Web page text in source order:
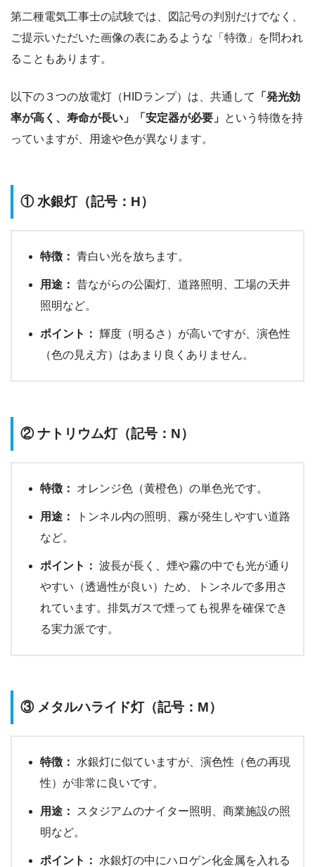
第二種電気工事士の試験では、図記号の判別だけでなく、
ご提示いただいた画像の表にあるような「特徴」を問われ
ることもあります。
以下の３つの放電灯（HIDランプ）は、共通して
「発光効
率が高く、寿命が長い」「安定器が必要」 という特徴を持
っていますが、用途や色が異なります。
① 水銀灯（記号：H）
特徴： 青白い光を放ちます。
用途： 昔ながらの公園灯、道路照明、工場の天井
照明など。
ポイント： 輝度（明るさ）が高いですが、演色性
（色の見え方）はあまり良くありません。
② ナトリウム灯（記号：N）
特徴： オレンジ色（黄橙色）の単色光です。
用途：
トンネル内の照明、霧が発生しやすい道路
など。
ポイント： 波長が長く、煙や霧の中でも光が通り
やすい（透過性が良い）ため、トンネルで多用さ
れています。排気ガスで煙っても視界を確保でき
る実力派です。
③ メタルハライド灯（記号：M）
特徴： 水銀灯に似ていますが、演色性（色の再現
性）が非常に良いです。
用途：
スタジアムのナイター照明、商業施設の照
明など。
ポイント： 水銀灯の中にハロゲン化金属を入れる